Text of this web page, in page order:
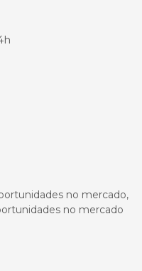
no mercado,
no mercado